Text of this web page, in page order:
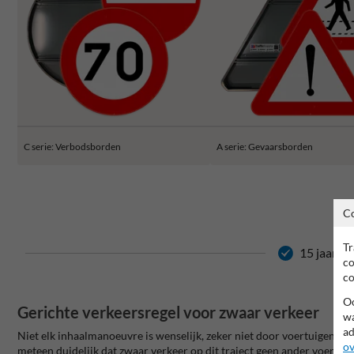
C serie: Verbodsborden A serie: Gevaarsborden
15 jaar
Gerichte verkeersregel voor zwaar verkeer
Niet elk inhaalmanoeuvre is wenselijk, zeker niet door voertuigen
meteen duidelijk dat zwaar verkeer op dit traject geen ander